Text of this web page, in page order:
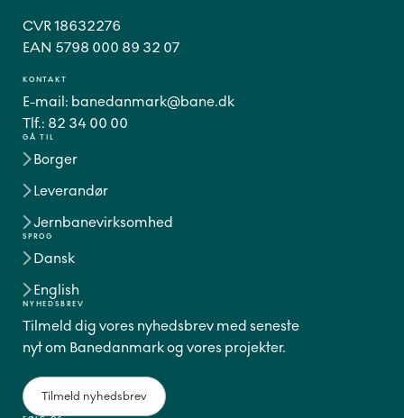
GÅ TIL
Borger
Leverandør
Jernbanevirksomhed
SPROG
Dansk
English
CVR 18632276
EAN 5798 000 89 32 07
KONTAKT
E-mail: banedanmark@bane.dk
Tlf.: 82 34 00 00
NYHEDSBREV
Tilmeld dig vores nyhedsbrev med seneste
nyt om Banedanmark og vores projekter.
Tilmeld nyhedsbrev